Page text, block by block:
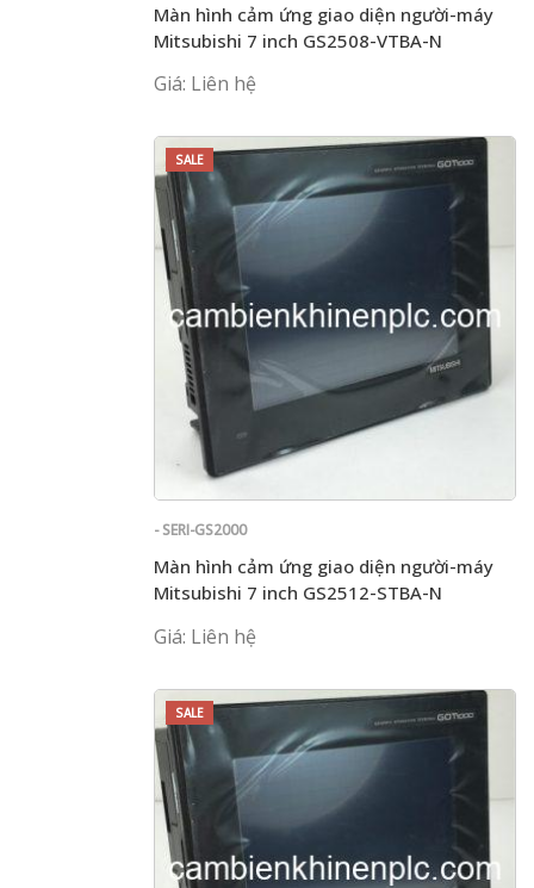
Màn hình cảm ứng giao diện người-máy
Mitsubishi 7 inch GS2508-VTBA-N
Giá: Liên hệ
SALE
- SERI-GS2000
Màn hình cảm ứng giao diện người-máy
Mitsubishi 7 inch GS2512-STBA-N
Giá: Liên hệ
SALE